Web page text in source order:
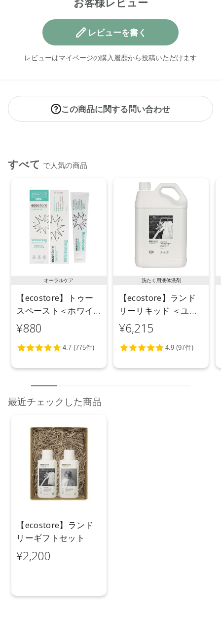
ニュージーランド
【メーカー品番】
4573623431996
CosmeKitchen 取り扱いなし
Biople 取り扱いなし
ください。
※通常はご注文より１～３営業日での発送となります。
商品によっては、お届けまで１～２週間かかる場合がござい
ますので予めご了承ください。
●パッケージはリニューアル等の理由により、写真と異なる場
合がございます。
●パッケージのリニューアル等の理由により、成分・処方が記
載と異なる場合がございます。
●予告なくパッケージ仕様が変更になる場合がございます。
レビューを書く
レビューはマイページの購入履歴から投稿いただけます
この商品に関する問い合わせ
すべて で人気の商品
オーラルケア
【ecostore】トゥー
スペースト＜ホワイ
トニング＞ 100g
¥880
洗たく用液体洗剤
【ecostore】ランド
リーリキッド ＜ユー
カリ＞ 5L
¥6,215
最近チェックした商品
【ecostore】ランド
リーギフトセット
¥2,200